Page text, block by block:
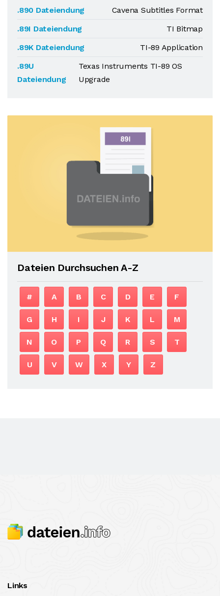
.890 Dateiendung
Cavena Subtitles Format
.89I Dateiendung
TI Bitmap
.89K Dateiendung
TI-89 Application
.89U
Dateiendung
Texas Instruments TI-89 OS
Upgrade
Dateien Durchsuchen A-Z
# A B C D E F
G H I J K L M
N O P Q R S T
U V W X Y Z
Links